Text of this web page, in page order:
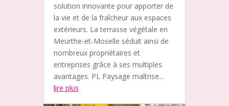
solution innovante pour apporter de
la vie et de la fraîcheur aux espaces
extérieurs. La terrasse végétale en
Meurthe-et-Moselle séduit ainsi de
nombreux propriétaires et
entreprises grâce à ses multiples
avantages. PL Paysage maîtrise...
lire plus